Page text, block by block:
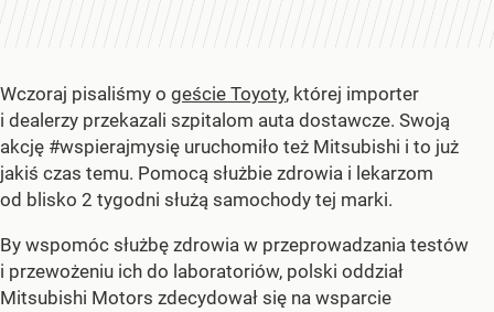
Wczoraj pisaliśmy o geście Toyoty, której importer
i dealerzy przekazali szpitalom auta dostawcze. Swoją
akcję #wspierajmysię uruchomiło też Mitsubishi i to już
jakiś czas temu. Pomocą służbie zdrowia i lekarzom
od blisko 2 tygodni służą samochody tej marki.
By wspomóc służbę zdrowia w przeprowadzania testów
i przewożeniu ich do laboratoriów, polski oddział
Mitsubishi Motors zdecydował się na wsparcie